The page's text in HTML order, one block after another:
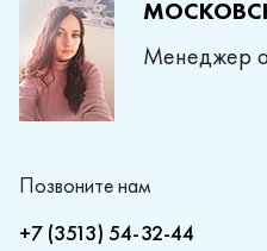
Менеджер
Позвоните нам
+7 (3513) 54-32-44